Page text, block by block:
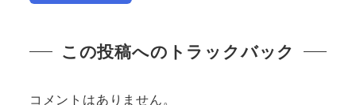
この投稿へのトラックバック
コメントはありません。